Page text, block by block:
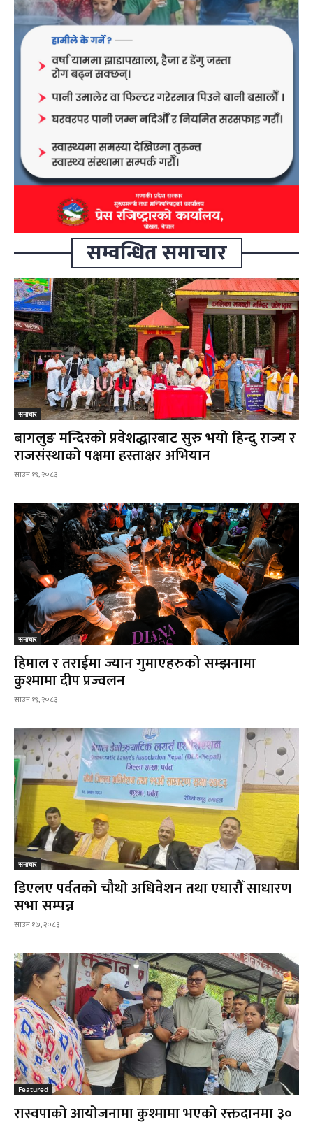
सम्वन्धित समाचार
समाचार
बागलुङ मन्दिरको प्रवेशद्धारबाट सुरु भयो हिन्दु राज्य र
राजसंस्थाको पक्षमा हस्ताक्षर अभियान
साउन १९, २०८३
समाचार
हिमाल र तराईमा ज्यान गुमाएहरुको सम्झनामा
कुश्मामा दीप प्रज्वलन
साउन १९, २०८३
समाचार
डिएलए पर्वतको चौथो अधिवेशन तथा एघारौँ साधारण
सभा सम्पन्न
साउन १७, २०८३
Featured
रास्वपाको आयोजनामा कुश्मामा भएको रक्तदानमा ३०